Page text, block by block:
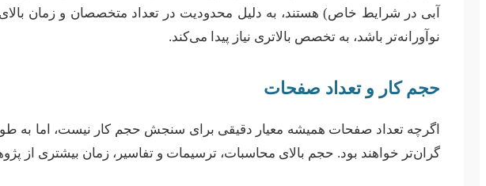
آبی در شرایط خاص) هستند، به دلیل محدودیت در تعداد متخصصان و زمان
نوآورانه‌تر باشد، به تخصص بالاتری نیاز پیدا می‌کند.
حجم کار و تعداد صفحات
اگرچه تعداد صفحات همیشه معیار دقیقی برای سنجش حجم کار نیست، اما به طور
گران‌تر خواهند بود. حجم بالای محاسبات، ترسیمات و تفاسیر، زمان بیشتری از